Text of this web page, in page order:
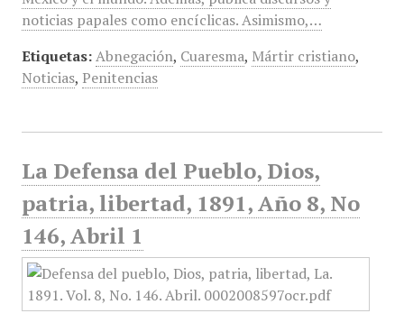
noticias papales como encíclicas. Asimismo,…
Etiquetas: Abnegación, Cuaresma, Mártir cristiano,
Noticias, Penitencias
La Defensa del Pueblo, Dios,
patria, libertad, 1891, Año 8, No
146, Abril 1